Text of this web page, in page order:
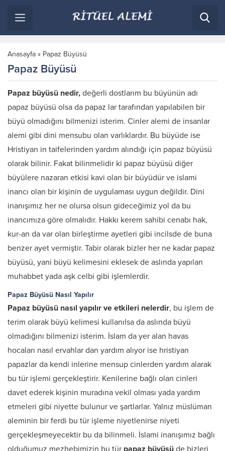
Anasayfa » Papaz Büyüsü
Papaz Büyüsü
Papaz büyüsü nedir, değerli dostlarım bu büyünün adı
papaz büyüsü olsa da papaz lar tarafından yapılabilen bir
büyü olmadığını bilmenizi isterim. Cinler alemi de insanlar
alemi gibi dini mensubu olan varlıklardır. Bu büyüde ise
Hristiyan in taifelerinden yardım alındığı için papaz büyüsü
olarak bilinir. Fakat bilinmelidir ki papaz büyüsü diğer
büyülere nazaran etkisi kavi olan bir büyüdür ve islami
inancı olan bir kişinin de uygulaması uygun değildir. Dini
inanışımız her ne olursa olsun gideceğimiz yol da bu
inancımıza göre olmalıdır. Hakkı kerem sahibi cenabı hak,
kur-an da var olan birleştirme ayetleri gibi incilsde de buna
benzer ayet vermiştir. Tabir olarak bizler her ne kadar papaz
büyüsü, yani büyü kelimesini eklesek de aslında yapılan
muhabbet yada aşk celbi gibi işlemlerdir.
Papaz Büyüsü Nasıl Yapılır
Papaz büyüsü nasıl yapılır ve etkileri nelerdir, bu işlem de
terim olarak büyü kelimesi kullanılsa da aslında büyü
olmadığını bilmenizi isterim. İslam da yer alan havas
hocaları nasıl ervahlar dan yardım alıyor ise hristiyan
papazlar da kendi inlerine mensup cinlerden yardım alarak
bu tür işlemi gerçekleştirir. Kenilerine bağlı olan cinleri
davet ederek kişinin muradına vekil olması yada yardım
etmeleri gibi niyette bulunur ve şartlarlar. Yalnız müslüman
aleminin bir ferdi bu tür işleme niyetlenirse niyeti
gerçekleşmeyecektir bu da bilinmeli. İslami inanışımız bağlı
olduğumuz mezhebimizin bu tür papaz büyüsü de bizleri